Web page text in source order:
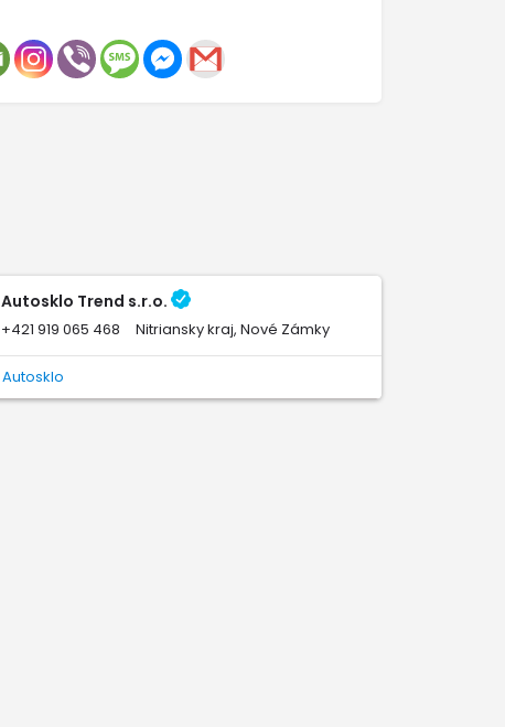
Autosklo Trend s.r.o.
+421 919 065 468 Nitriansky kraj, Nové Zámky
Autosklo